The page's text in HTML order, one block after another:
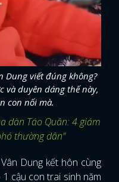
Dung viết đúng không?
và duyên dáng thế này,
con nối mà.
dàn Táo Quân: 4 giám
thường dân"
Dung kết hôn cùng
cậu con trai sinh năm